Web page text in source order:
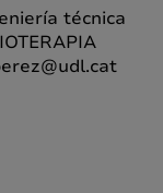
técnica